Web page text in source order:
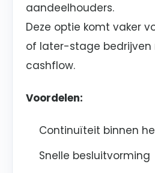
aandeelhouders.
Deze optie komt vaker
of later-stage bedrijven
cashflow.
Voordelen:
Continuïteit binnen
Snelle besluitvorming